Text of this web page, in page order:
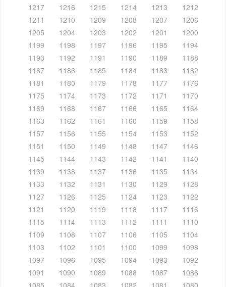
1217
1216 1215 1214 1213
1212
1211
1210 1209 1208 1207
1206
1205
1204 1203 1202 1201
1200
1199
1198 1197 1196 1195
1194
1193
1192 1191 1190 1189
1188
1187
1186 1185 1184 1183
1182
1181
1180 1179 1178 1177
1176
1175
1174 1173 1172 1171
1170
1169
1168 1167 1166 1165
1164
1163
1162 1161 1160 1159
1158
1157
1156 1155 1154 1153
1152
1151
1150 1149 1148 1147
1146
1145
1144 1143 1142 1141
1140
1139
1138 1137 1136 1135
1134
1133
1132 1131 1130 1129
1128
1127
1126 1125 1124 1123
1122
1121
1120 1119 1118 1117
1116
1115
1114 1113 1112 1111
1110
1109
1108 1107 1106 1105
1104
1103
1102 1101 1100 1099
1098
1097
1096 1095 1094 1093
1092
1091
1090 1089 1088 1087
1086
1085
1084 1083 1082 1081
1080